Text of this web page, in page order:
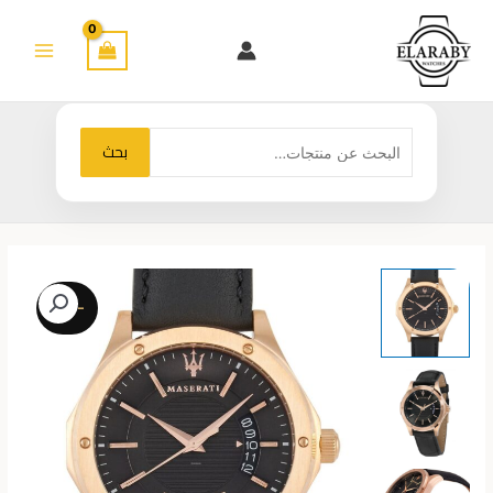
المحتوى
البحث
عن:
بحث
-23%